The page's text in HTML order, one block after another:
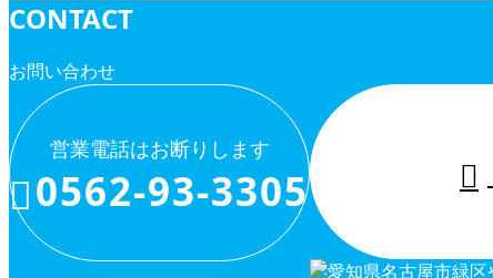
CONTACT
お問い合わせ
営業電話はお断りします
0562-93-3305